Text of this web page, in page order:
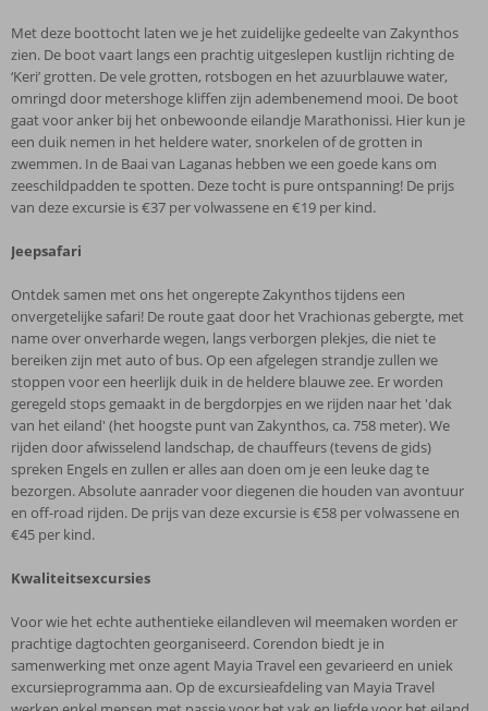
Met deze boottocht laten we je het zuidelijke gedeelte van Zakynthos
zien. De boot vaart langs een prachtig uitgeslepen kustlijn richting de
‘Keri’ grotten. De vele grotten, rotsbogen en het azuurblauwe water,
omringd door metershoge kliffen zijn adembenemend mooi. De boot
gaat voor anker bij het onbewoonde eilandje Marathonissi. Hier kun je
een duik nemen in het heldere water, snorkelen of de grotten in
zwemmen. In de Baai van Laganas hebben we een goede kans om
zeeschildpadden te spotten. Deze tocht is pure ontspanning! De prijs
van deze excursie is €37 per volwassene en €19 per kind.
Jeepsafari
Ontdek samen met ons het ongerepte Zakynthos tijdens een
onvergetelijke safari! De route gaat door het Vrachionas gebergte, met
name over onverharde wegen, langs verborgen plekjes, die niet te
bereiken zijn met auto of bus. Op een afgelegen strandje zullen we
stoppen voor een heerlijk duik in de heldere blauwe zee. Er worden
geregeld stops gemaakt in de bergdorpjes en we rijden naar het 'dak
van het eiland' (het hoogste punt van Zakynthos, ca. 758 meter). We
rijden door afwisselend landschap, de chauffeurs (tevens de gids)
spreken Engels en zullen er alles aan doen om je een leuke dag te
bezorgen. Absolute aanrader voor diegenen die houden van avontuur
en off-road rijden. De prijs van deze excursie is €58 per volwassene en
€45 per kind.
Kwaliteitsexcursies
Voor wie het echte authentieke eilandleven wil meemaken worden er
prachtige dagtochten georganiseerd. Corendon biedt je in
samenwerking met onze agent Mayia Travel een gevarieerd en uniek
excursieprogramma aan. Op de excursieafdeling van Mayia Travel